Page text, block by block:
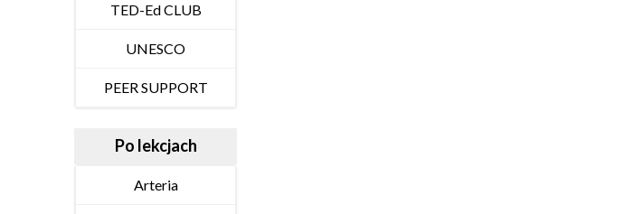
TED-Ed CLUB
UNESCO
PEER SUPPORT
Po lekcjach
Arteria